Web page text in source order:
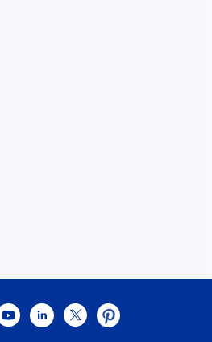
YouTubeLinkedin
twitterPinterest